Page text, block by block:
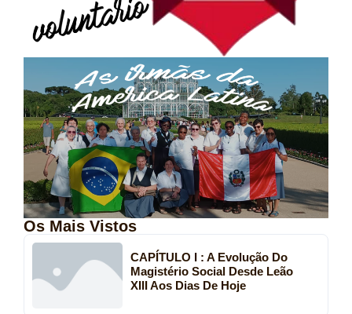
Os Mais Vistos
CAPÍTULO I : A Evolução Do
Magistério Social Desde Leão
XIII Aos Dias De Hoje